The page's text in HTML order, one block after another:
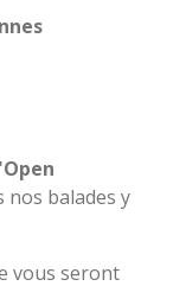
balades y
vous seront